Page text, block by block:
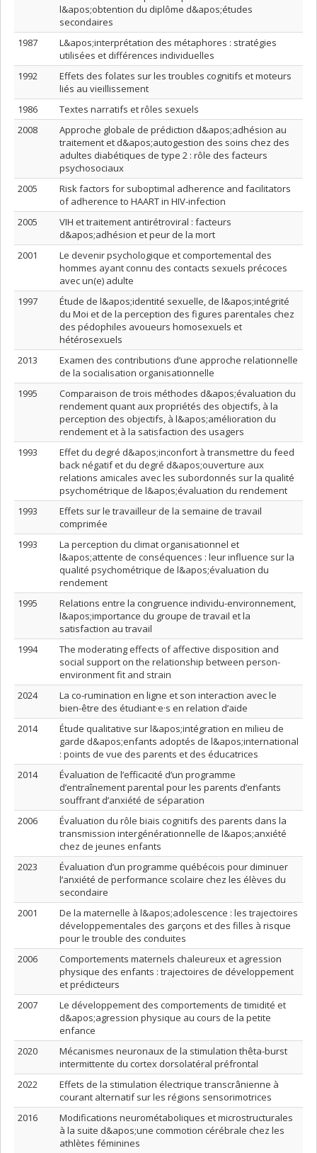
l&apos;obtention du diplôme d&apos;études
secondaires
1987
L&apos;interprétation des métaphores : stratégies
utilisées et différences individuelles
1992
Effets des folates sur les troubles cognitifs et moteurs
liés au vieillissement
1986
Textes narratifs et rôles sexuels
2008
Approche globale de prédiction d&apos;adhésion au
traitement et d&apos;autogestion des soins chez des
adultes diabétiques de type 2 : rôle des facteurs
psychosociaux
2005
Risk factors for suboptimal adherence and facilitators
of adherence to HAART in HIV-infection
2005
VIH et traitement antirétroviral : facteurs
d&apos;adhésion et peur de la mort
2001
Le devenir psychologique et comportemental des
hommes ayant connu des contacts sexuels précoces
avec un(e) adulte
1997
Étude de l&apos;identité sexuelle, de l&apos;intégrité
du Moi et de la perception des figures parentales chez
des pédophiles avoueurs homosexuels et
hétérosexuels
2013
Examen des contributions d’une approche relationnelle
de la socialisation organisationnelle
1995
Comparaison de trois méthodes d&apos;évaluation du
rendement quant aux propriétés des objectifs, à la
perception des objectifs, à l&apos;amélioration du
rendement et à la satisfaction des usagers
1993
Effet du degré d&apos;inconfort à transmettre du feed
back négatif et du degré d&apos;ouverture aux
relations amicales avec les subordonnés sur la qualité
psychométrique de l&apos;évaluation du rendement
1993
Effets sur le travailleur de la semaine de travail
comprimée
1993
La perception du climat organisationnel et
l&apos;attente de conséquences : leur influence sur la
qualité psychométrique de l&apos;évaluation du
rendement
1995
Relations entre la congruence individu-environnement,
l&apos;importance du groupe de travail et la
satisfaction au travail
1994
The moderating effects of affective disposition and
social support on the relationship between person-
environment fit and strain
2024
La co-rumination en ligne et son interaction avec le
bien-être des étudiant·e·s en relation d’aide
2014
Étude qualitative sur l&apos;intégration en milieu de
garde d&apos;enfants adoptés de l&apos;international
: points de vue des parents et des éducatrices
2014
Évaluation de l’efficacité d’un programme
d’entraînement parental pour les parents d’enfants
souffrant d’anxiété de séparation
2006
Évaluation du rôle biais cognitifs des parents dans la
transmission intergénérationnelle de l&apos;anxiété
chez de jeunes enfants
2023
Évaluation d’un programme québécois pour diminuer
l’anxiété de performance scolaire chez les élèves du
secondaire
2001
De la maternelle à l&apos;adolescence : les trajectoires
développementales des garçons et des filles à risque
pour le trouble des conduites
2006
Comportements maternels chaleureux et agression
physique des enfants : trajectoires de développement
et prédicteurs
2007
Le développement des comportements de timidité et
d&apos;agression physique au cours de la petite
enfance
2020
Mécanismes neuronaux de la stimulation thêta-burst
intermittente du cortex dorsolatéral préfrontal
2022
Effets de la stimulation électrique transcrânienne à
courant alternatif sur les régions sensorimotrices
2016
Modifications neurométaboliques et microstructurales
à la suite d&apos;une commotion cérébrale chez les
athlètes féminines